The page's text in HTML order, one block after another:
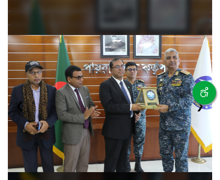
❮ ❯